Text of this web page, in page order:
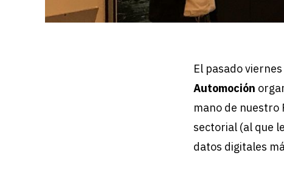
Hit enter to search or ESC to close
El pasado
Automoción
mano de nuestro
sectorial (al que
datos digitales